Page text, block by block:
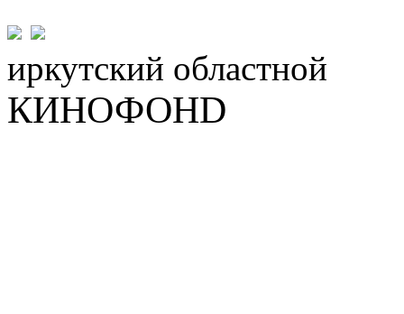
иркутский областной
КИНОФОНD